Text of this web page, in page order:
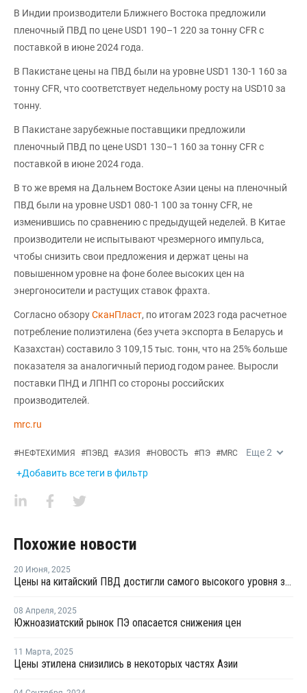
В Индии производители Ближнего Востока предложили
пленочный ПВД по цене USD1 190–1 220 за тонну CFR с
поставкой в июне 2024 года.
В Пакистане цены на ПВД были на уровне USD1 130-1 160 за
тонну CFR, что соответствует недельному росту на USD10 за
тонну.
В Пакистане зарубежные поставщики предложили
пленочный ПВД по цене USD1 130–1 160 за тонну CFR с
поставкой в июне 2024 года.
В то же время на Дальнем Востоке Азии цены на пленочный
ПВД были на уровне USD1 080-1 100 за тонну CFR, не
изменившись по сравнению с предыдущей неделей. В Китае
производители не испытывают чрезмерного импульса,
чтобы снизить свои предложения и держат цены на
повышенном уровне на фоне более высоких цен на
энергоносители и растущих ставок фрахта.
Согласно обзоруСканПласт, по итогам 2023 года расчетное
потребление полиэтилена (без учета экспорта в Беларусь и
Казахстан) составило 3 109,15 тыс. тонн, что на 25% больше
показателя за аналогичный период годом ранее. Выросли
поставки ПНД и ЛПНП со стороны российских
производителей.
mrc.ru
#НЕФТЕХИМИЯ #ПЭВД #АЗИЯ #НОВОСТЬ #ПЭ #MRC Еще2
+Добавить все теги в фильтр
Похожие новости
20 Июня, 2025
Цены на китайский ПВД достигли самого высокого уровня за восемь месяцев из-за ирано-израильского конфликта
08 Апреля, 2025
Южноазиатский рынок ПЭ опасается снижения цен
11 Марта, 2025
Цены этилена снизились в некоторых частях Азии